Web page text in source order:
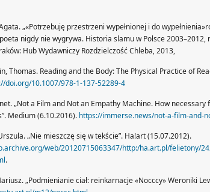
„«Potrzebuję przestrzeni wypełnionej i do
nigdy nie wygrywa. Historia slamu w Polsce 2003–2012,
Hub Wydawniczy Rozdzielczość Chleba, 2013,
Thomas. Reading and the Body: The Physical Practice of
doi.org/10.1007/978-1-137-52289-4
„Not a Film and Not an Empathy Machine. How
Medium (6.10.2016). https://immerse.news/not-a-film-and-
„Nie mieszczę się w tekście”. Ha!art (15.07.2012).
web/20120715063347/http:/ha.art.pl/felietony/
.
„Podmienianie ciał: reinkarnacje «Nocccy» Weroniki